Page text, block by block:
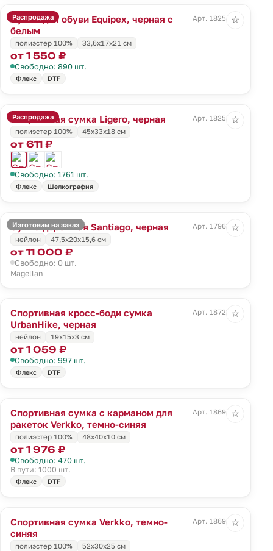
Распродажа
Сумка для обуви Equipex, черная с
белым
Арт. 18254.30
полиэстер 100% 33,6x17x21 см
от 1 550 ₽
Свободно: 890 шт.
Флекс DTF
☆
Распродажа
Спортивная сумка Ligero, черная
Арт. 18258.30
полиэстер 100%
45х33х18 см
от 611 ₽
Свободно: 1761 шт.
Флекс Шелкография
☆
Изготовим на заказ
Сумка дорожная Santiago, черная
Арт. 17963.30
нейлон
47,5х20x15,6 см
от 11 000 ₽
Свободно: 0 шт.
Magellan
☆
Спортивная кросс-боди сумка
UrbanHike, черная
Арт. 18722.30
нейлон 19х15x3 см
от 1 059 ₽
Свободно: 997 шт.
Флекс DTF
☆
Спортивная сумка с карманом для
ракеток Verkko, темно-синяя
Арт. 18697.43
полиэстер 100% 48х40х10 см
от 1 976 ₽
Свободно: 470 шт.
В пути: 1000 шт.
Флекс DTF
☆
Спортивная сумка Verkko, темно-
синяя
Арт. 18698.43
полиэстер 100% 52х30х25 см
☆